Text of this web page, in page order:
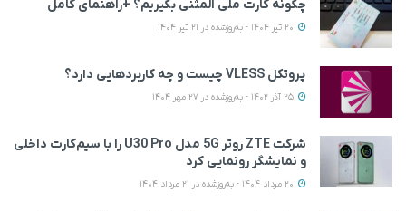
چگونه کارت ملی المثنی بگیریم؟ +راهنمای کامل
پروتکل VLESS چیست و چه کاربردهایی دارد؟
شرکت ZTE روتر 5G مدل U30 Pro را با سیم‌کارت داخلی
و نمایشگر رونمایی کرد